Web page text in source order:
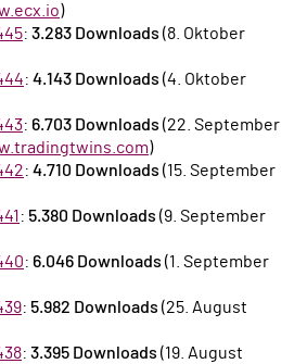
)
: 3.283 Downloads (8. Oktober
: 4.143 Downloads (4. Oktober
: 6.703 Downloads (22. September
)
: 4.710 Downloads (15. September
: 5.380 Downloads (9. September
: 6.046 Downloads (1. September
: 5.982 Downloads (25. August
: 3.395 Downloads (19. August